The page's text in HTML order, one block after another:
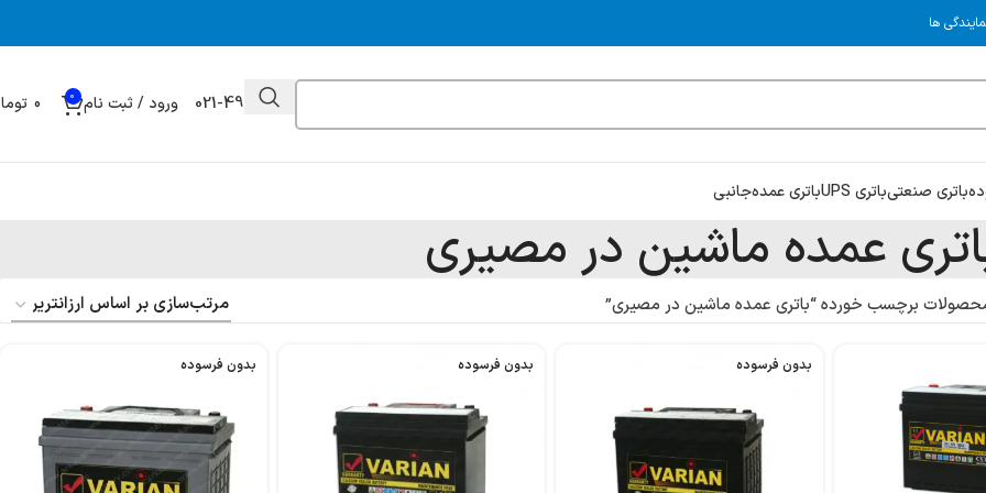
ها
021-49032000 ورود / ثبت نام 0
باتری صنعتیباتری UPS باتری عمدهجانبی
عمده ماشین در مصیری
برچسب خورده “باتری عمده ماشین در مصیری”
بدون فرسوده بدون فرسوده بدون فرسوده